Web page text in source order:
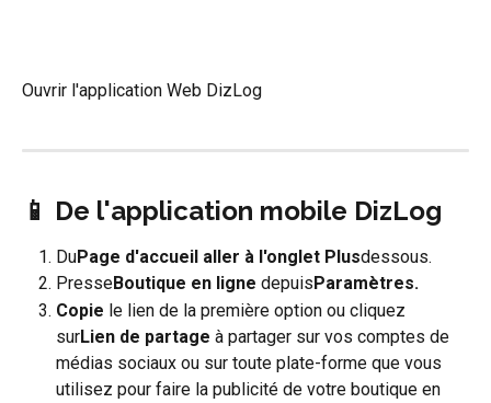
Ouvrir l'application Web DizLog
📱 De l'application mobile DizLog
DuPage d'accueil aller à l'onglet Plusdessous.
PresseBoutique en ligne depuisParamètres.
Copie le lien de la première option ou cliquez
surLien de partage à partager sur vos comptes de
médias sociaux ou sur toute plate-forme que vous
utilisez pour faire la publicité de votre boutique en